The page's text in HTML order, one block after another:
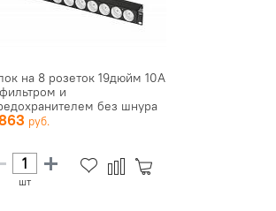
на 8 розеток 19дюйм 10А
и
без шнура
шт